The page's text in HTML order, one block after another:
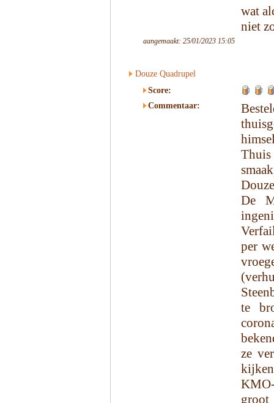
wat
niet
aangemaakt: 25/01/2023 15:05
Douze Quadrupel
Score:
Commentaar:
De
per
te
ze